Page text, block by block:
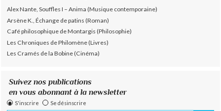
Alex Nante, Souffles I – Anima (Musique contemporaine)
Arsène K., Échange de patins (Roman)
Café philosophique de Montargis (Philosophie)
Les Chroniques de Philomène (Livres)
Les Cramés de la Bobine (Cinéma)
Suivez nos publications
en vous abonnant à la newsletter
S'inscrire Se désinscrire